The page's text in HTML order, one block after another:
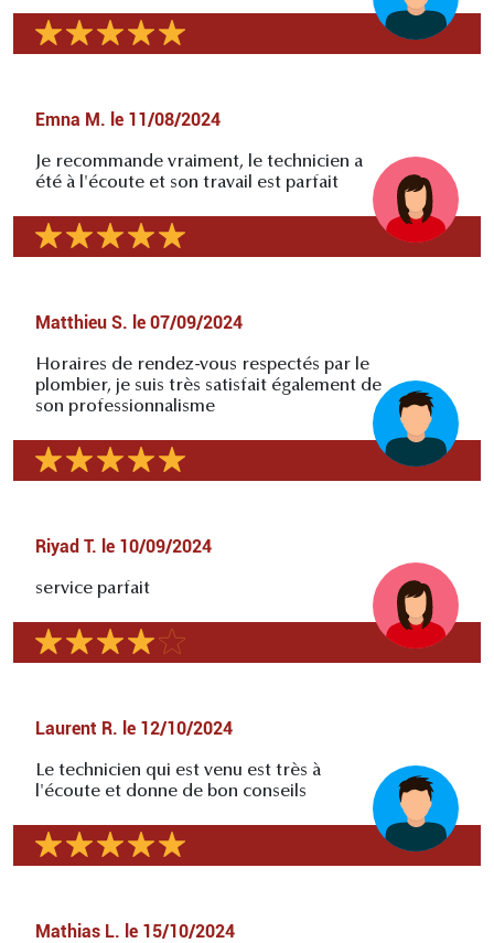
Emna M. le 11/08/2024
Je recommande vraiment, le technicien a
été à l'écoute et son travail est parfait
Matthieu S. le 07/09/2024
Horaires de rendez-vous respectés par le
plombier, je suis très satisfait également de
son professionnalisme
Riyad T. le 10/09/2024
service parfait
Laurent R. le 12/10/2024
Le technicien qui est venu est très à
l'écoute et donne de bon conseils
Mathias L. le 15/10/2024